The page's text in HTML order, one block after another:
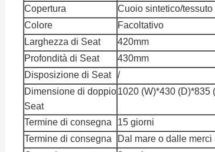
Copertura
Cuoio sintetico/tessuto
Colore
Facoltativo
Larghezza di Seat
420mm
Profondità di Seat
430mm
Disposizione di Seat
/
Dimensione di doppio
Seat
1020 (W)*430 (D)*835
Termine di consegna
15 giorni
Termine di consegna
Dal mare o dalle